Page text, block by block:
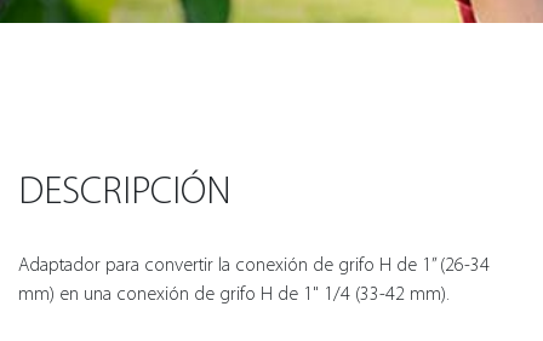
DESCRIPCIÓN
Adaptador para convertir la conexión de grifo H de 1” (26-34
mm) en una conexión de grifo H de 1" 1/4 (33-42 mm).